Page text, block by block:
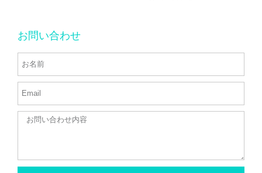
お問い合わせ